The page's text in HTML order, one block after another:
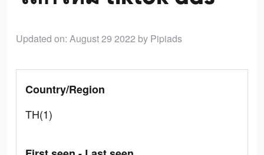
Updated on: August 29 2022 by Pipiads
Country/Region
TH(1)